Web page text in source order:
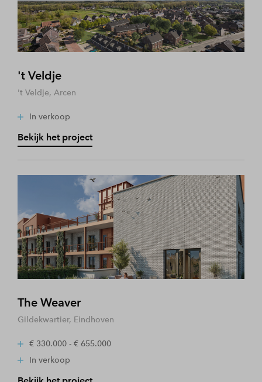
't Veldje
't Veldje, Arcen
In verkoop
Bekijk het project
The Weaver
Gildekwartier, Eindhoven
€ 330.000 - € 655.000
In verkoop